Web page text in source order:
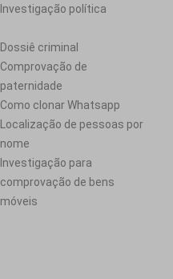
Investigação política
Dossiê criminal
Comprovação de
paternidade
Como clonar Whatsapp
Localização de pessoas por
nome
Investigação para
comprovação de bens
móveis